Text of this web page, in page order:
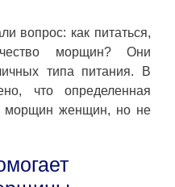
вопрос: как питаться,
морщин? Они
типа питания. В
что определенная
морщин женщин, но не